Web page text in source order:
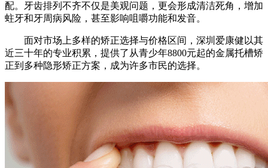
配。牙齿排列不齐不仅是美观问题，更会形成清洁死角，增加
蛀牙和牙周病风险，甚至影响咀嚼功能和发音。
面对市场上多样的矫正选择与价格区间，深圳爱康健以其
近三十年的专业积累，提供了从青少年8800元起的金属托槽矫
正到多种隐形矫正方案，成为许多市民的选择。